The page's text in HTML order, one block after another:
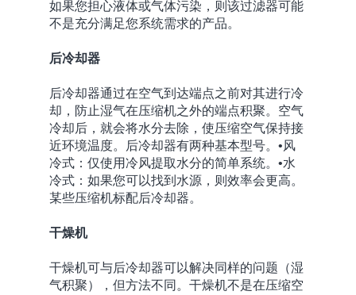
如果您担心液体或气体污染，则该过滤器可能
不是充分满足您系统需求的产品。
后冷却器
后冷却器通过在空气到达端点之前对其进行冷
却，防止湿气在压缩机之外的端点积聚。空气
冷却后，就会将水分去除，使压缩空气保持接
近环境温度。后冷却器有两种基本型号。•风
冷式：仅使用冷风提取水分的简单系统。•水
冷式：如果您可以找到水源，则效率会更高。
某些压缩机标配后冷却器。
干燥机
干燥机可与后冷却器可以解决同样的问题（湿
气积聚），但方法不同。干燥机不是在压缩空